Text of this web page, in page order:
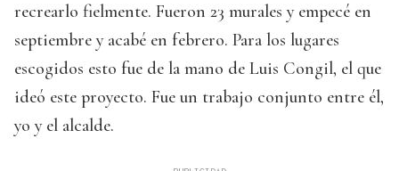
recrearlo fielmente. Fueron 23 murales y empecé en
septiembre y acabé en febrero. Para los lugares
escogidos esto fue de la mano de Luis Congil, el que
ideó este proyecto. Fue un trabajo conjunto entre él,
yo y el alcalde.